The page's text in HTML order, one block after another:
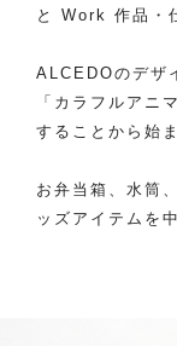
と Work 作品・
ALCEDOのデザ
「カラフルアニ
することから始
お弁当箱、水筒
ッズアイテムを